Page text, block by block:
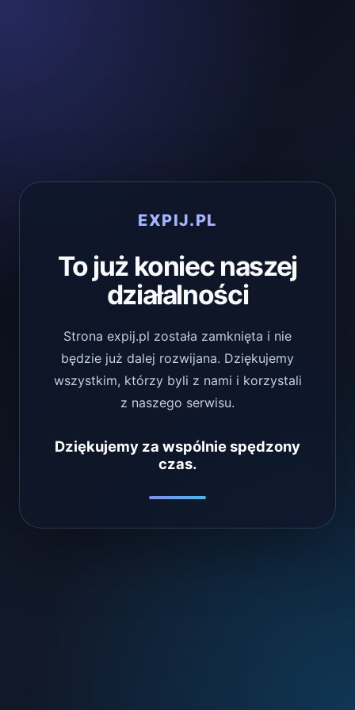
EXPIJ.PL
To już koniec naszej
działalności
Strona expij.pl została zamknięta i nie
będzie już dalej rozwijana. Dziękujemy
wszystkim, którzy byli z nami i korzystali
z naszego serwisu.
Dziękujemy za wspólnie spędzony
czas.